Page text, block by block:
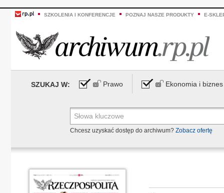
SZKOLENIA I KONFERENCJE POZNAJ NASZE PRODUKTY E-
SZUKAJ W: Prawo Ekonomia i biznes
Chcesz uzyskać dostęp do archiwum? Zobacz ofertę